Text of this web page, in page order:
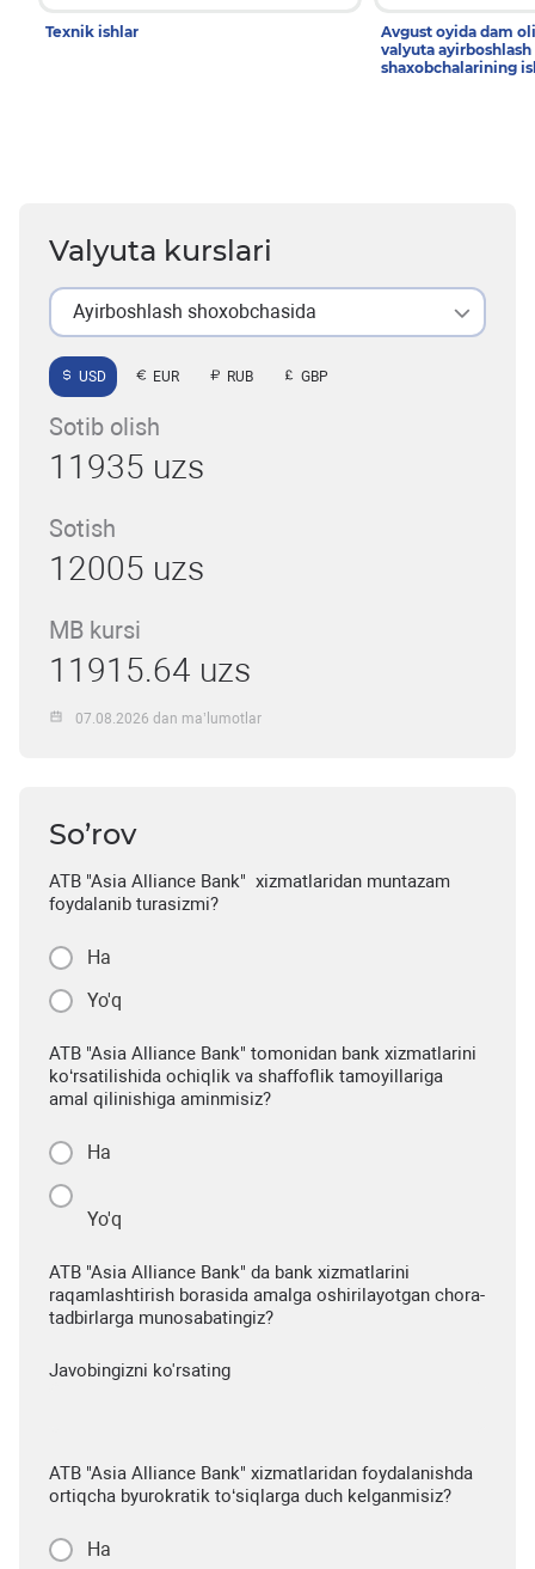
Texnik ishlar
Avgust oyida dam
valyuta ayirboshlash
shaxobchalarining
Valyuta kurslari
Ayirboshlash shoxobchasida
USD EUR RUB GBP
Sotib olish
11935 uzs
Sotish
12005 uzs
MB kursi
11915.64 uzs
07.08.2026 dan ma’lumotlar
So’rov
ATB "Asia Alliance Bank" xizmatlaridan muntazam
foydalanib turasizmi?
Ha
Yo'q
ATB "Asia Alliance Bank" tomonidan bank xizmatlarini
ko‘rsatilishida ochiqlik va shaffoflik tamoyillariga
amal qilinishiga aminmisiz?
Ha
Yo'q
ATB "Asia Alliance Bank" da bank xizmatlarini
raqamlashtirish borasida amalga oshirilayotgan chora-
tadbirlarga munosabatingiz?
Javobingizni ko'rsating
ATB "Asia Alliance Bank" xizmatlaridan foydalanishda
ortiqcha byurokratik to‘siqlarga duch kelganmisiz?
Ha